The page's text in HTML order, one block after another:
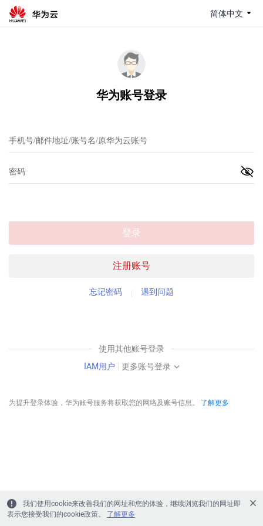
简体中文
华为账号登录
注册账号
登录
忘记密码 遇到问题
使用其他账号登录
IAM用户 | 更多账号登录
为提升登录体验，华为账号服务将获取您的网络及账号信息。 了解更多
我们使用cookie来改善我们的网址和您的体验，继续浏览我们的网址即
表示您接受我们的cookie政策。
了解更多